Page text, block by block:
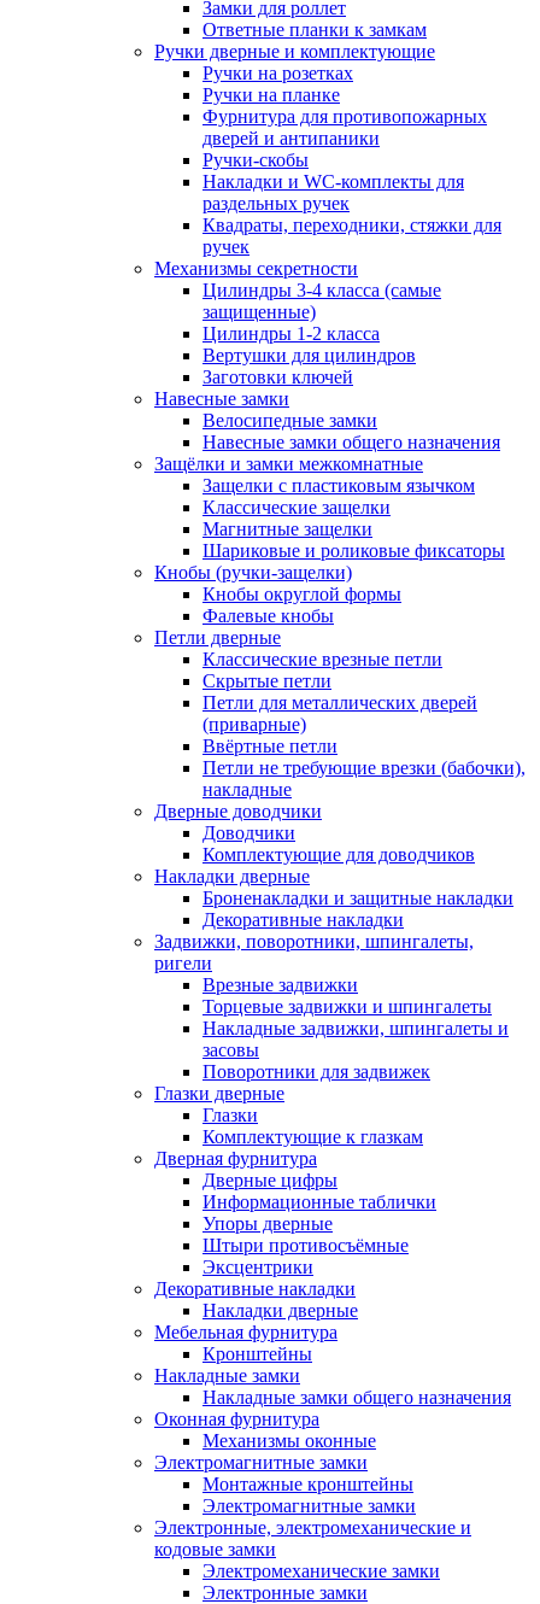
Замки для роллет
Ответные планки к замкам
Ручки дверные и комплектующие
Ручки на розетках
Ручки на планке
Фурнитура для противопожарных
дверей и антипаники
Ручки-скобы
Накладки и WC-комплекты для
раздельных ручек
Квадраты, переходники, стяжки для
ручек
Механизмы секретности
Цилиндры 3-4 класса (самые
защищенные)
Цилиндры 1-2 класса
Вертушки для цилиндров
Заготовки ключей
Навесные замки
Велосипедные замки
Навесные замки общего назначения
Защёлки и замки межкомнатные
Защелки с пластиковым язычком
Классические защелки
Магнитные защелки
Шариковые и роликовые фиксаторы
Кнобы (ручки-защелки)
Кнобы округлой формы
Фалевые кнобы
Петли дверные
Классические врезные петли
Скрытые петли
Петли для металлических дверей
(приварные)
Ввёртные петли
Петли не требующие врезки (бабочки),
накладные
Дверные доводчики
Доводчики
Комплектующие для доводчиков
Накладки дверные
Броненакладки и защитные накладки
Декоративные накладки
Задвижки, поворотники, шпингалеты,
ригели
Врезные задвижки
Торцевые задвижки и шпингалеты
Накладные задвижки, шпингалеты и
засовы
Поворотники для задвижек
Глазки дверные
Глазки
Комплектующие к глазкам
Дверная фурнитура
Дверные цифры
Информационные таблички
Упоры дверные
Штыри противосъёмные
Эксцентрики
Декоративные накладки
Накладки дверные
Мебельная фурнитура
Кронштейны
Накладные замки
Накладные замки общего назначения
Оконная фурнитура
Механизмы оконные
Электромагнитные замки
Монтажные кронштейны
Электромагнитные замки
Электронные, электромеханические и
кодовые замки
Электромеханические замки
Электронные замки